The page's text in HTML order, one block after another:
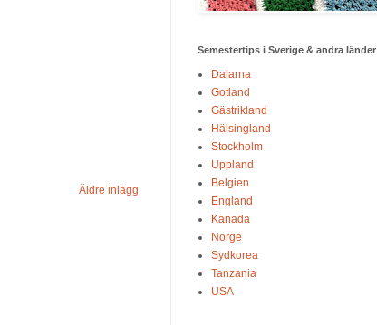
Äldre inlägg
Semestertips i Sverige & andra länder
Dalarna
Gotland
Gästrikland
Hälsingland
Stockholm
Uppland
Belgien
England
Kanada
Norge
Sydkorea
Tanzania
USA